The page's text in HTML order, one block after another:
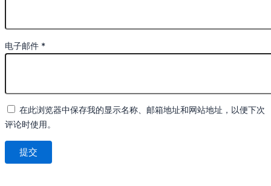
电子邮件 *
在此浏览器中保存我的显示名称、邮箱地址和网站地址，以便下次
评论时使用。